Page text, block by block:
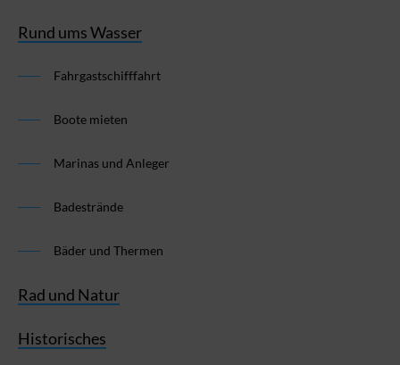
Rund ums Wasser
Fahrgastschifffahrt
Boote mieten
Marinas und Anleger
Badestrände
Bäder und Thermen
Rad und Natur
Historisches